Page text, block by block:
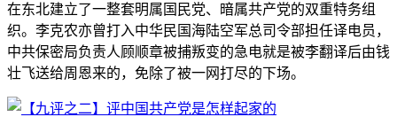
在东北建立了一整套明属国民党、暗属共产党的双重特务组
织。李克农亦曾打入中华民国海陆空军总司令部担任译电员，
中共保密局负责人顾顺章被捕叛变的急电就是被李翻译后由钱
壮飞送给周恩来的，免除了被一网打尽的下场。